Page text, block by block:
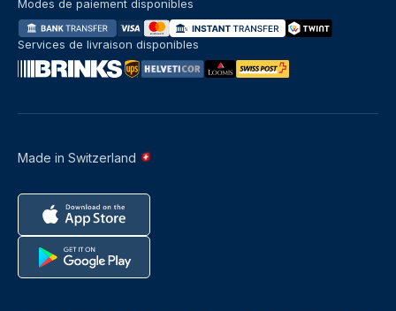
Made in Switzerland
Modes de paiement disponibles
Services de livraison disponibles